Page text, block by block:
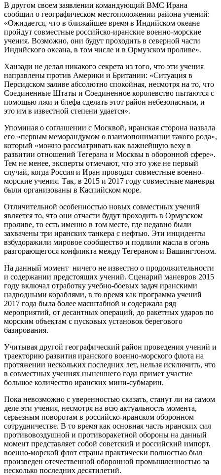
В другом своем заявлении командующий ВМС Ирана
сообщил о географическом местоположении района учений:
«Ожидается, что в ближайшее время в Индийском океане
пройдут совместные российско-иранские военно-морские
учения. Возможно, они будут проходить в северной части
Индийского океана, в том числе и в Ормузском проливе».
Ханзади не делал никакого секрета из того, что эти учения
направлены против Америки и Британии: «Ситуация в
Персидском заливе абсолютно спокойная, несмотря на то, что
Соединенные Штаты и Соединенное королевство пытаются с
помощью лжи и блефа сделать этот район небезопасным, и
это им в известной степени удается».
Упоминая о соглашении с Москвой, иранская сторона назвала
его «первым меморандумом о взаимопонимании такого рода»,
который «можно рассматривать как важнейшую веху в
развитии отношений Тегерана и Москвы в оборонной сфере».
Тем не менее, эксперты отмечают, что это уже не первый
случай, когда Россия и Иран проводят совместные военно-
морские учения. Так, в 2015 и 2017 году совместные маневры
были организованы в Каспийском море.
Отличительной особенностью новых совместных учений
является то, что они отчасти будут проходить в Ормузском
проливе, то есть именно в том месте, где недавно были
захвачены три иранских танкера с нефтью. Эти инциденты
взбудоражили мировое сообщество и подлили масла в огонь
разгорающегося конфликта между Тегераном и Вашингтоном.
На данный момент ничего не известно о продолжительности
и содержании предстоящих учений. Сценарий маневров 2015
году включал отработку учебно-боевых задач иранскими
надводными кораблями, в то время как программа учений
2017 года была более масштабной и содержала ряд
мероприятий, от десантных операций, до ракетных ударов по
морским объектам с пусковых установок берегового
базирования.
Учитывая другой географический район проведения учений и
траекторию развития иранского военно-морского флота на
протяжении нескольких последних лет, нельзя исключить, что
в совместных учениях нынешнего года примет участие
большое количество иранских мини-субмарин.
Пока невозможно с уверенностью сказать, станут ли на самом
деле эти учения, несмотря на всю актуальность момента,
серьезным поворотам в российско-иранском оборонном
сотрудничестве. В то время как основная часть иранских сил
противовоздушной и противоракетной обороны на данный
момент представляет собой советский и российский импорт,
военно-морской флот страны практически полностью был
произведен отечественной оборонной промышленностью за
несколько последних десятилетий.